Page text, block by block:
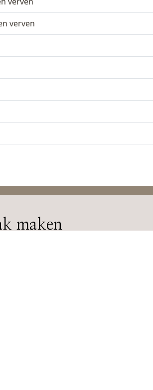
verven
maken